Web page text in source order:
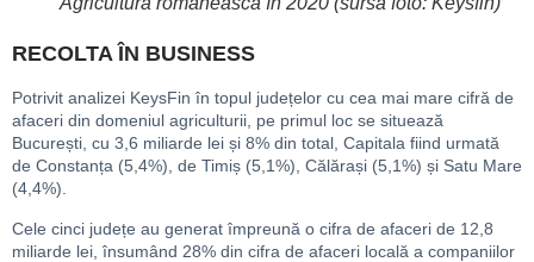
RECOLTA ÎN BUSINESS
Potrivit analizei KeysFin în topul județelor cu cea mai mare cifră de
afaceri din domeniul agriculturii, pe primul loc se situează
București, cu 3,6 miliarde lei și 8% din total, Capitala fiind urmată
de Constanța (5,4%), de Timiș (5,1%), Călărași (5,1%) și Satu Mare
(4,4%).
Cele cinci județe au generat împreună o cifra de afaceri de 12,8
miliarde lei, însumând 28% din cifra de afaceri locală a companiilor